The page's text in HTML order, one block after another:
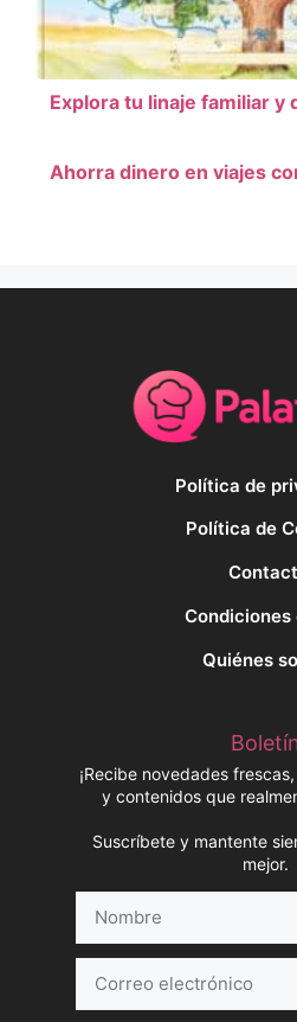
Explora tu linaje familiar y
Ahorra dinero en viajes
Política de
Política de
Condiciones
Quiénes
Boletín
¡Recibe novedades
y contenidos que
Suscríbete y mantente
mejor.
electrónico